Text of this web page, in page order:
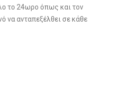
το 24ωρο όπως και τον
να ανταπεξέλθει σε κάθε